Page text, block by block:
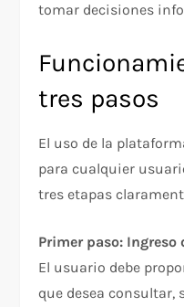
tomar decisiones
tres pasos
El uso de la
para cualquier
tres etapas
Primer paso: Ingreso
El usuario debe
que desea consultar,